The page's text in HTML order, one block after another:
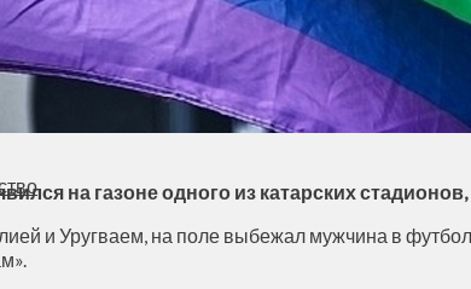
на газоне одного из катарских
и Уругваем, на поле выбежал мужчина в